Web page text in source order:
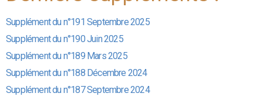
Supplément du n°191 Septembre 2025
Supplément du n°190 Juin 2025
Supplément du n°189 Mars 2025
Supplément du n°188 Décembre 2024
Supplément du n°187 Septembre 2024